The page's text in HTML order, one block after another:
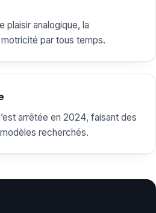
plaisir analogique, la
par tous temps.
arrêtée en 2024, faisant des
recherchés.